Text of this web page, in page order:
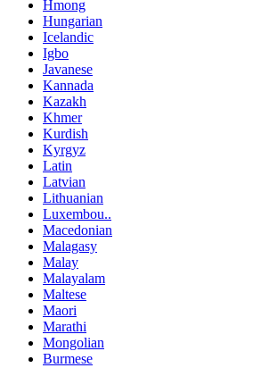
Hmong
Hungarian
Icelandic
Igbo
Javanese
Kannada
Kazakh
Khmer
Kurdish
Kyrgyz
Latin
Latvian
Lithuanian
Luxembou..
Macedonian
Malagasy
Malay
Malayalam
Maltese
Maori
Marathi
Mongolian
Burmese